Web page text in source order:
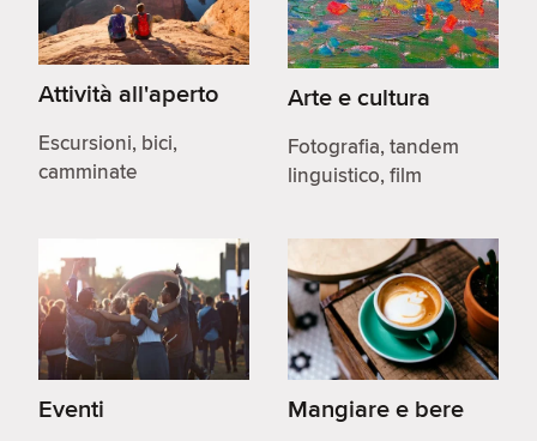
Attività all'aperto
Escursioni, bici,
camminate
Arte e cultura
Fotografia, tandem
linguistico, film
Eventi Mangiare e bere